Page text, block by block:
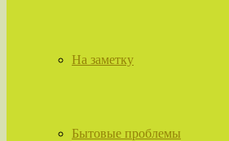
На заметку
Бытовые проблемы